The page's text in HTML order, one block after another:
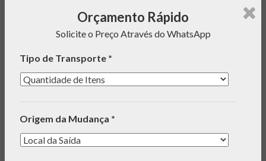
orçamento rápido e enviaremos uma mensagem com o
preço do serviço para seu WhatsApp!
INFORMAÇÕES
Orçamento Rápido
Solicite o Preço Através do WhatsApp
Tipo de Transporte *
Origem da Mudança *